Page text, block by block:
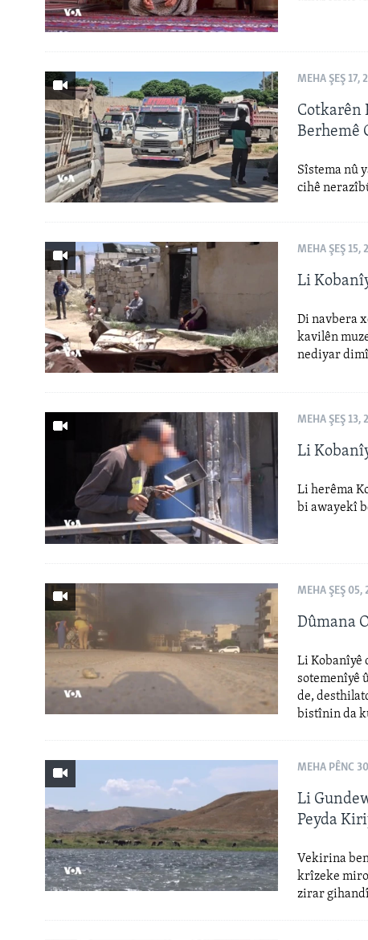
MEHA ŞEŞ 17,
Cotkarên
Berhemê
Sîstema nû
cihê
MEHA ŞEŞ 15,
Li
Di navbera
kavilên
nediyar
MEHA ŞEŞ 13,
Li
Li herêma
bi awayekî
MEHA ŞEŞ 05,
Dûmana
Li Kobanîyê
sotemenîyê
de,
bistînin da
MEHA PÊNC
Li
Peyda
Vekirina
krîzeke
zirar